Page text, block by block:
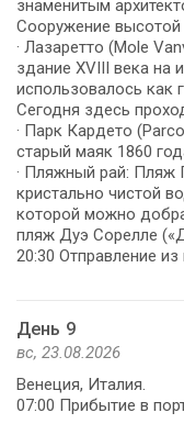
знаменитым
Сооружение высотой
· Лазаретто (Mole
здание XVIII века на
использовалось как
Сегодня здесь
· Парк Кардето
старый маяк 1860
· Пляжный рай: Пляж
кристально чистой
которой можно
пляж Дуэ Сорелле
День 9
вс, 23.08.2026
Венеция, Италия.
07:00 Прибытие в